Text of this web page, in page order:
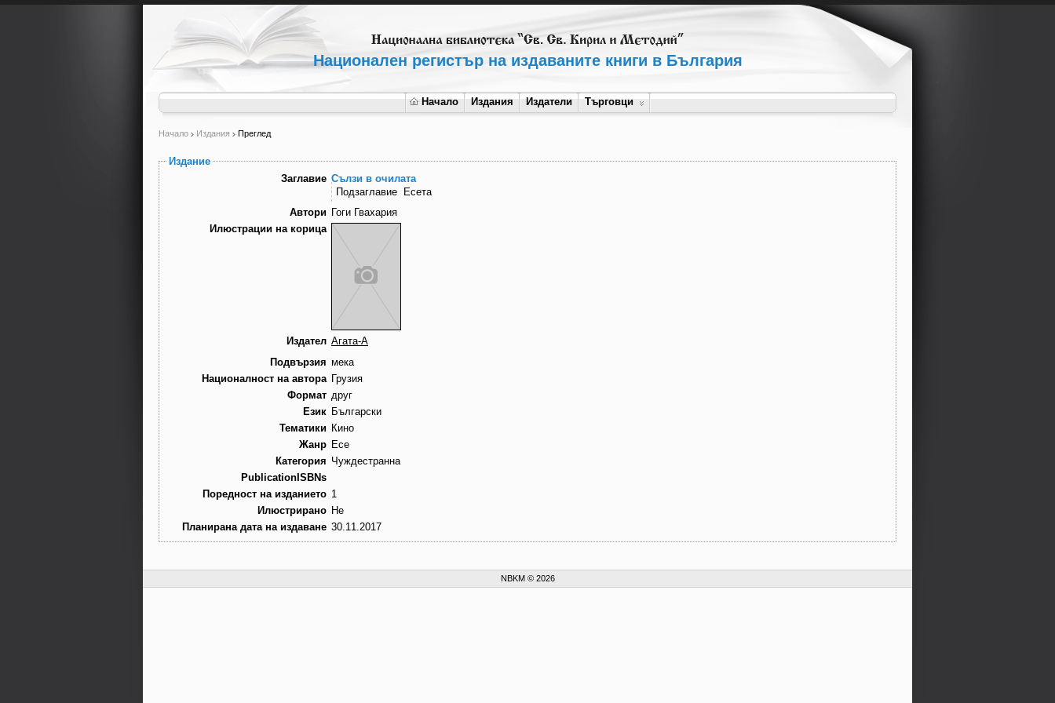
Национален регистър на издаваните книги в България
Начало Издания Издатели Търговци
Начало Издания Преглед
Издание
Заглавие Сълзи в очилата
Подзаглавие
Есета
Автори Гоги Гвахария
Илюстрации на корица
Издател Агата-А
Подвързия мека
Националност на автора Грузия
Формат друг
Език Български
Тематики Кино
Жанр Есе
Категория Чуждестранна
PublicationISBNs
Поредност на изданието 1
Илюстрирано Не
Планирана дата на издаване 30.11.2017
NBKM © 2026